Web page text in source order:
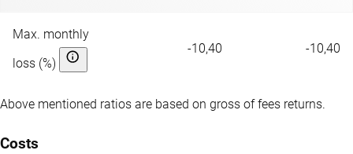
Max. monthly
loss (%)
-10,40 -10,40
Above mentioned ratios are based on gross of fees returns.
Costs